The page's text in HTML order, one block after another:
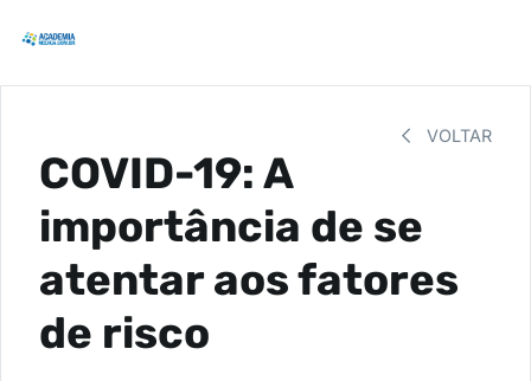
VOLTAR
COVID-19: A
importância de se
atentar aos fatores
de risco